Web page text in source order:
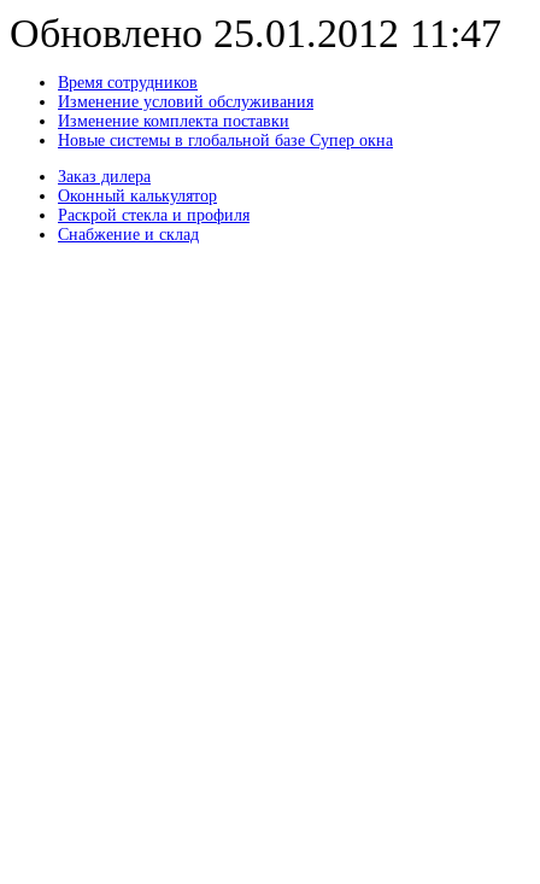
Обновлено 25.01.2012 11:47
Время сотрудников
Изменение условий обслуживания
Изменение комплекта поставки
Новые системы в глобальной базе Супер окна
Заказ дилера
Оконный калькулятор
Раскрой стекла и профиля
Снабжение и склад